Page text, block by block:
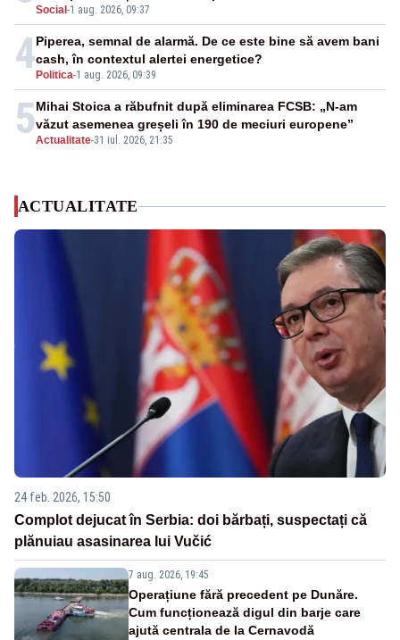
Social -1 aug. 2026, 09:37
4 Politica-1 aug. 2026, 09:39
Piperea, semnal de alarmă. De ce este bine să avem bani
cash, în contextul alertei energetice?
5Actualitate-31 iul. 2026, 21:35
Mihai Stoica a răbufnit după eliminarea FCSB: „N-am
văzut asemenea greșeli în 190 de meciuri europene”
ACTUALITATE
24 feb. 2026, 15:50
Complot dejucat în Serbia: doi bărbați, suspectați că
plănuiau asasinarea lui Vučić
7 aug. 2026, 19:45
Operațiune fără precedent pe Dunăre.
Cum funcționează digul din barje care
ajută centrala de la Cernavodă